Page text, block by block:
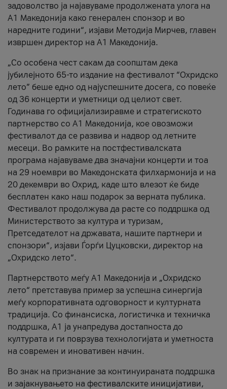
задоволство ја најавуваме продолжената улога на
A1 Македонија како генерален спонзор и во
наредните години“, изјави Методија Мирчев, главен
извршен директор на A1 Македонија.
„Со особена чест сакам да соопштам дека
јубилејното 65-то издание на фестивалот “Охридско
лето” беше едно од најуспешните досега, со повеќе
од 36 концерти и уметници од целиот свет.
Годинава го официјализиравме и стратегиското
партнерство со А1 Македонија, кое овозможи
фестивалот да се развива и надвор од летните
месеци. Во рамките на постфестивалската
програма најавуваме два значајни концерти и тоа
на 29 ноември во Македонската филхармонија и на
20 декември во Охрид, каде што влезот ќе биде
бесплатен како наш подарок за верната публика.
Фестивалот продолжува да расте со поддршка од
Министерството за култура и туризам,
Претседателот на државата, нашите партнери и
спонзори“, изјави Ѓорѓи Цуцковски, директор на
„Охридско лето“.
Партнерството меѓу A1 Македонија и „Охридско
лето“ претставува пример за успешна синергија
меѓу корпоративната одговорност и културната
традиција. Со финансиска, логистичка и техничка
поддршка, A1 ја унапредува достапноста до
културата и ги поврзува технологијата и уметноста
на современ и иновативен начин.
Во знак на признание за континуираната поддршка
и зајакнувањето на фестивалските иницијативи,